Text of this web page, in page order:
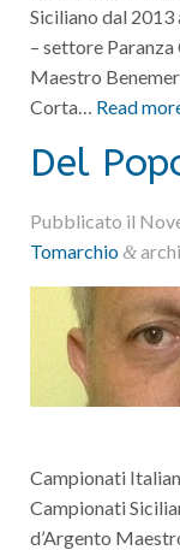
Siciliano dal 2013
– settore
Maestro
Corta… Read
Del
Pubblicato il
Tomarchio&
Campionati
Campionati
d’Argento